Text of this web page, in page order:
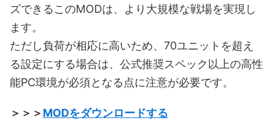
ズできるこのMODは、より大規模な戦場を実現し
ます。
ただし負荷が相応に高いため、70ユニットを超え
る設定にする場合は、公式推奨スペック以上の高性
能PC環境が必須となる点に注意が必要です。
＞＞＞MODをダウンロードする